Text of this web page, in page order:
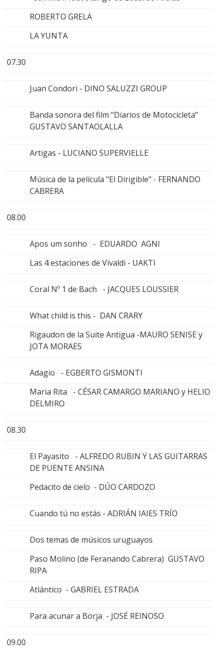
ROBERTO GRELA
LA YUNTA
07.30
Juan Condori - DINO SALUZZI GROUP
Banda sonora del film "Diarios de Motocicleta"
GUSTAVO SANTAOLALLA
Artigas - LUCIANO SUPERVIELLE
Música de la película "El Dirigible" - FERNANDO
CABRERA
08.00
Apos um sonho - EDUARDO AGNI
Las 4 estaciones de Vivaldi - UAKTI
Coral Nº 1 de Bach - JACQUES LOUSSIER
What child is this - DAN CRARY
Rigaudon de la Suite Antigua -MAURO SENISE y
JOTA MORAES
Adagio - EGBERTO GISMONTI
Maria Rita - CÉSAR CAMARGO MARIANO y HELIO
DELMIRO
08.30
El Payasito - ALFREDO RUBIN Y LAS GUITARRAS
DE PUENTE ANSINA
Pedacito de cielo - DÚO CARDOZO
Cuando tú no estás - ADRIÁN IAIES TRÍO
Dos temas de músicos uruguayos
Paso Molino (de Feranando Cabrera) GUSTAVO
RIPA
Atlántico - GABRIEL ESTRADA
Para acunar a Borja - JOSÉ REINOSO
09.00